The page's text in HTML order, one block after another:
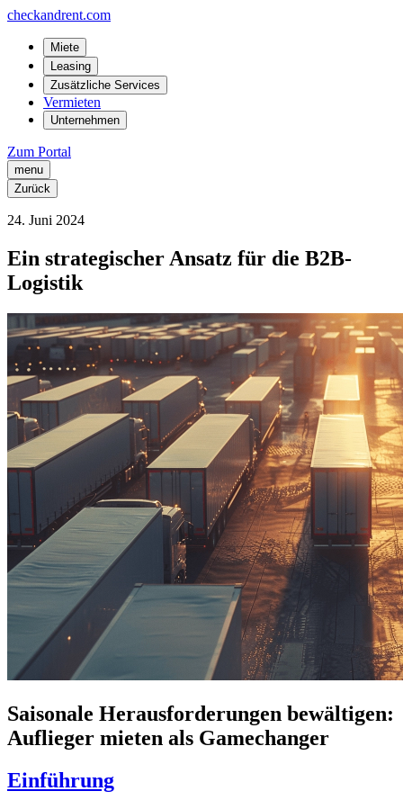
checkandrent.com
Miete
Leasing
Zusätzliche Services
Vermieten
Unternehmen
Zum Portal
menu
Zurück
24. Juni 2024
Ein strategischer Ansatz für die B2B-
Logistik
Saisonale Herausforderungen bewältigen:
Auflieger mieten als Gamechanger
Einführung